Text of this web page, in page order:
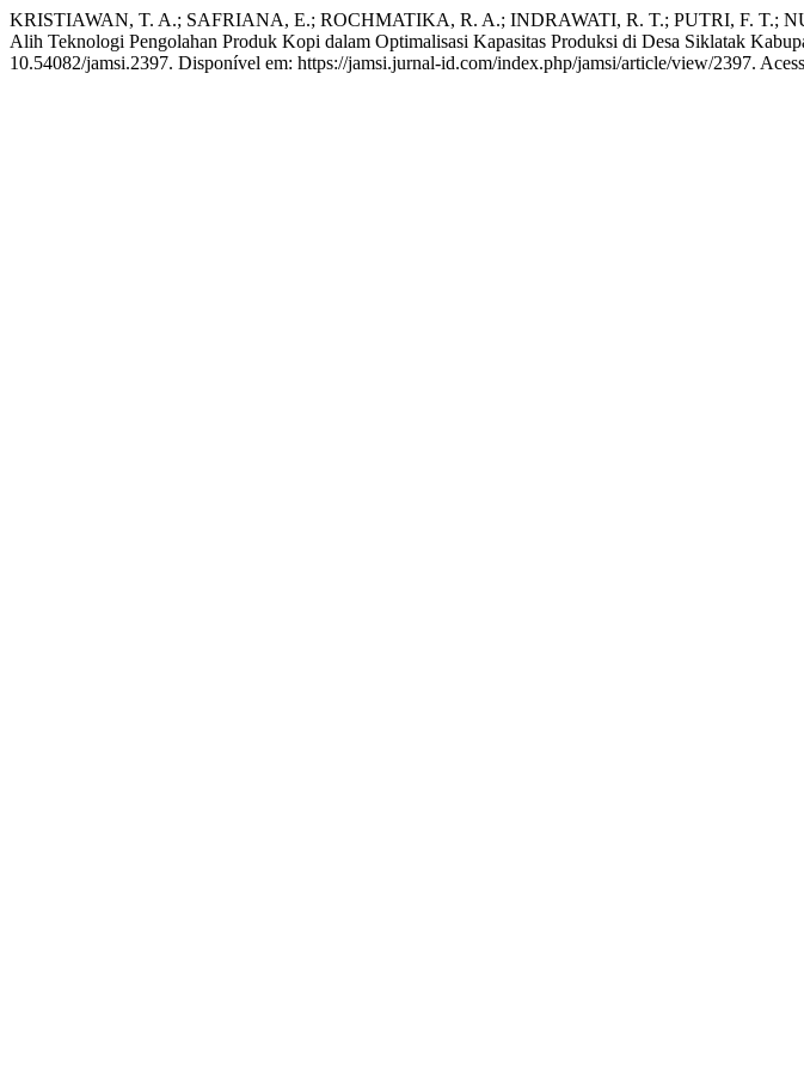
KRISTIAWAN, T. A.; SAFRIANA, E.; ROCHMATIKA, R. A.; INDRAWATI, R. T.; PUTRI, F. T.;
Alih Teknologi Pengolahan Produk Kopi dalam Optimalisasi Kapasitas Produksi di Desa Siklatak
10.54082/jamsi.2397. Disponível em: https://jamsi.jurnal-id.com/index.php/jamsi/article/view/2397.